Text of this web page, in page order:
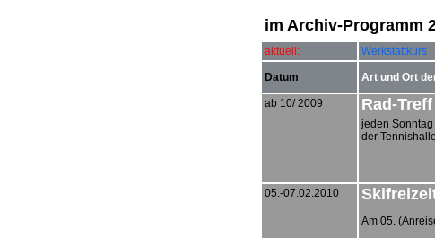
im Archiv-Programm
aktuell: Werkstattkurs
Datum Art und Ort
ab 10/ 2009
Rad-Treff
jeden Sonntag
der
05.-07.02.2010
Am 05.